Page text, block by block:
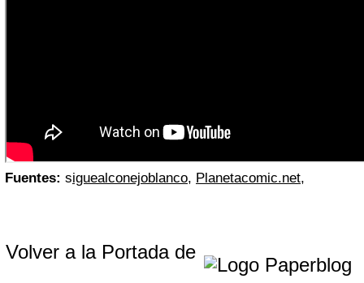
Fuentes: siguealconejoblanco, Planetacomic.net,
Volver a la Portada de